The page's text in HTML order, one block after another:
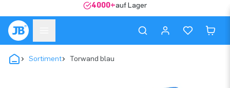
4000+auf Lager
Sortiment Torwand blau